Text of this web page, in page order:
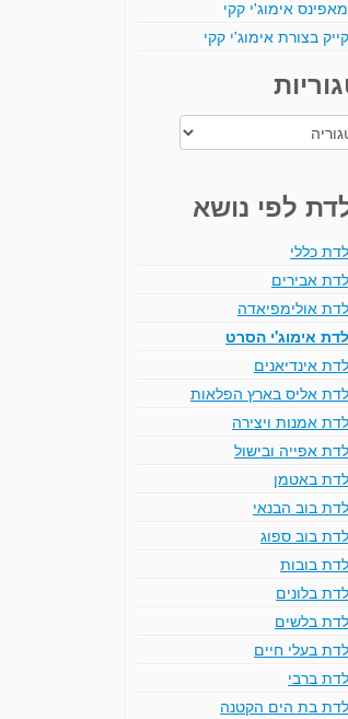
מאפינס אימוג'י קקי
בצורת אימוג'י קקי
לפי נושא
כללי
אבירים
אולימפיאדה
אימוג'י הסרט
אינדיאנים
אליס בארץ הפלאות
אמנות ויצירה
אפייה ובישול
באטמן
בוב הבנאי
בוב ספוג
בובות
בלונים
בלשים
בעלי חיים
ברבי
בת הים הקטנה